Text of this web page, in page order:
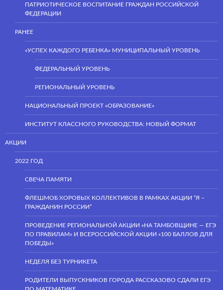
ПАТРИОТИЧЕСКОЕ ВОСПИТАНИЕ ГРАЖДАН РОССИЙСКОЙ
ФЕДЕРАЦИИ
РАНЕЕ
«УСПЕХ КАЖДОГО РЕБЕНКА» МУНИЦИПАЛЬНЫЙ УРОВЕНЬ
ФЕДЕРАЛЬНЫЙ УРОВЕНЬ
РЕГИОНАЛЬНЫЙ УРОВЕНЬ
НАЦИОНАЛЬНЫЙ ПРОЕКТ «ОБРАЗОВАНИЕ»
ИНСТИТУТ КЛАССНОГО РУКОВОДСТВА: НОВЫЙ ФОРМАТ
АКЦИИ
2022 ГОД
СВЕЧА ПАМЯТИ
ФЛЕШМОБ ХОРОВЫХ КОЛЛЕКТИВОВ В РАМКАХ АКЦИИ “Я –
ГРАЖДАНИН РОССИИ”
ПРОВЕДЕНИЕ РЕГИОНАЛЬНОЙ АКЦИИ «НА ТАМБОВЩИНЕ — ЕГЭ
ПО ПРАВИЛАМ» И ВСЕРОССИЙСКОЙ АКЦИИ «100 БАЛЛОВ ДЛЯ
ПОБЕДЫ»
НЕДЕЛЯ БЕЗ ТУРНИКЕТА
РОДИТЕЛИ ВЫПУСКНИКОВ ГОРОДА РАССКАЗОВО СДАЛИ ЕГЭ